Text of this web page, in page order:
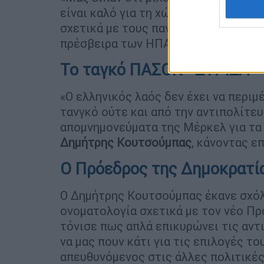
είναι καλό για τη χώρα. Σαν δεν
σχετικά με τους πανηγυρισμούς για
πρέσβειρα των ΗΠΑ στην Ελλάδα.
Το ταγκό ΠΑΣΟΚ - ΣΥΡΙΖΑ
«Ο ελληνικός λαός δεν έχει να
τανγκό ούτε και από την
απομνημονεύματα της Μέρκελ για
Δημήτρης Κουτσούμπας, κάνοντας
Ο Πρόεδρος της
Ο Δημήτρης Κουτσούμπας έκανε
ονοματολογία σχετικά με τον νέο
τόνισε πως απλά επικυρώνει τις
να μας πουν κάτι για τις επιλογές
απευθυνόμενος στις άλλες